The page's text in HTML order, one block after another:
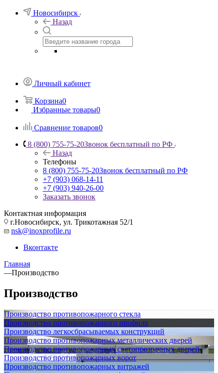
Новосибирск
Назад
Личный кабинет
Корзина0
Избранные товары0
Сравнение товаров0
8 (800) 755-75-20Звонок бесплатный по РФ
Назад
Телефоны
8 (800) 755-75-20Звонок бесплатный по РФ
+7 (903) 068-14-11
+7 (903) 940-26-00
Заказать звонок
Контактная информация
г.Новосибирск, ул. Трикотажная 52/1
nsk@inoxprofile.ru
Вконтакте
Главная
—Производство
Производство
Производство противопожарного стекла
Производство противопожарного профиля
Производство легкосбрасываемых конструкций
Производство противопожарных металлических дверей
Производство противопожарных светопрозрачных дверей
Производство противопожарных ворот
Производство противопожарных витражей